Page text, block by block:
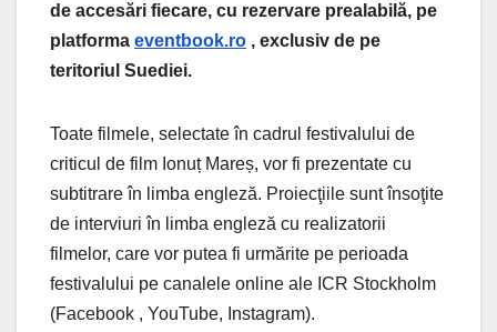
de accesări fiecare, cu rezervare prealabilă, pe
platforma eventbook.ro , exclusiv de pe
teritoriul Suediei.
Toate filmele, selectate în cadrul festivalului de
criticul de film Ionuț Mareș, vor fi prezentate cu
subtitrare în limba engleză. Proiecţiile sunt însoţite
de interviuri în limba engleză cu realizatorii
filmelor, care vor putea fi urmărite pe perioada
festivalului pe canalele online ale ICR Stockholm
(Facebook , YouTube, Instagram).